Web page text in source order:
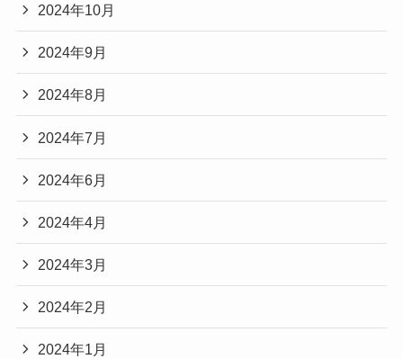
2024年10月
2024年9月
2024年8月
2024年7月
2024年6月
2024年4月
2024年3月
2024年2月
2024年1月